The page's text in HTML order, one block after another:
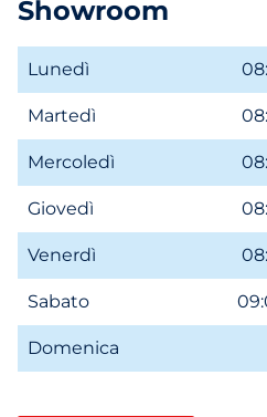
Showroom
Lunedì
Martedì
Mercoledì
Giovedì
Venerdì
Sabato
Domenica